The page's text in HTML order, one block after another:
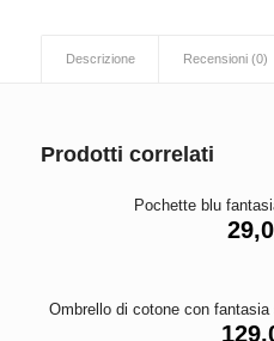
Descrizione Recensioni (0)
Prodotti correlati
Pochette blu
Ombrello di cotone con